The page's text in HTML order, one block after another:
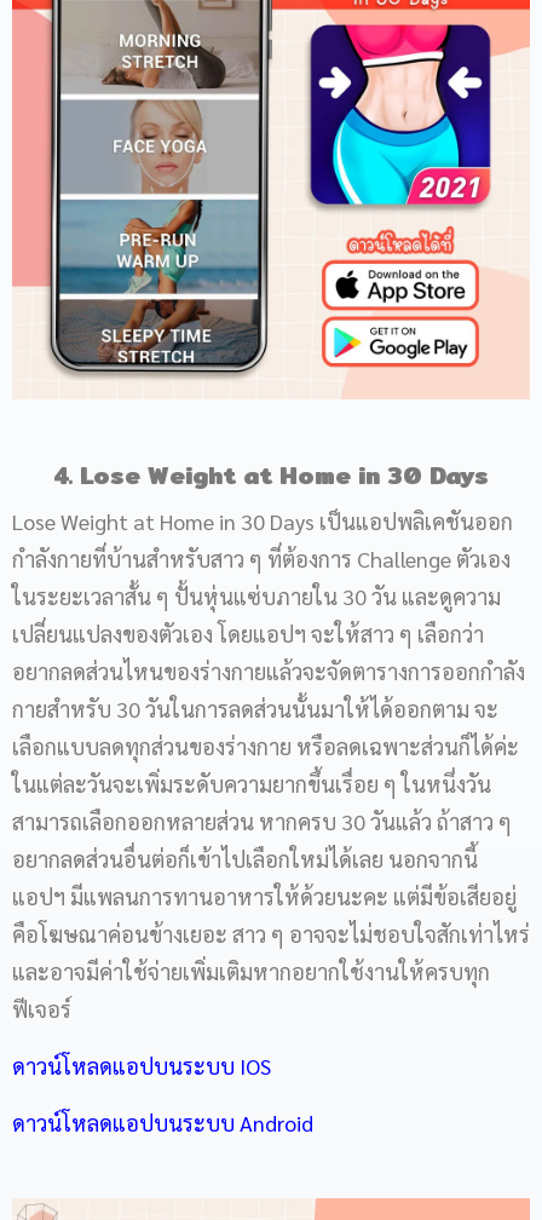
4. Lose Weight at Home in 30 Days
Lose Weight at Home in 30 Days เป็นแอปพลิเคชันออก
กำลังกายที่บ้านสำหรับสาว ๆ ที่ต้องการ Challenge ตัวเอง
ในระยะเวลาสั้น ๆ ปั้นหุ่นแซ่บภายใน 30 วัน และดูความ
เปลี่ยนแปลงของตัวเอง โดยแอปฯ จะให้สาว ๆ เลือกว่า
อยากลดส่วนไหนของร่างกายแล้วจะจัดตารางการออกกำลัง
กายสำหรับ 30 วันในการลดส่วนนั้นมาให้ได้ออกตาม จะ
เลือกแบบลดทุกส่วนของร่างกาย หรือลดเฉพาะส่วนก็ได้ค่ะ
ในแต่ละวันจะเพิ่มระดับความยากขึ้นเรื่อย ๆ ในหนึ่งวัน
สามารถเลือกออกหลายส่วน หากครบ 30 วันแล้ว ถ้าสาว ๆ
อยากลดส่วนอื่นต่อก็เข้าไปเลือกใหม่ได้เลย นอกจากนี้
แอปฯ มีแพลนการทานอาหารให้ด้วยนะคะ แต่มีข้อเสียอยู่
คือโฆษณาค่อนข้างเยอะ สาว ๆ อาจจะไม่ชอบใจสักเท่าไหร่
และอาจมีค่าใช้จ่ายเพิ่มเติมหากอยากใช้งานให้ครบทุก
ฟีเจอร์
ดาวน์โหลดแอปบนระบบ IOS
ดาวน์โหลดแอปบนระบบ Android